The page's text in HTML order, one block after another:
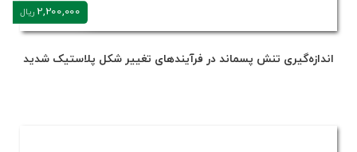
2,200,000 ریال
اندازه‌گیری تنش پسماند در فرآیندهای تغییر شکل پلاستیک شدید